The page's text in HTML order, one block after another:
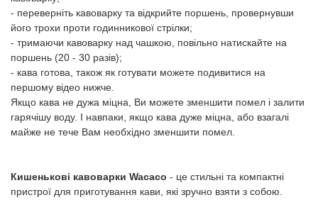
- переверніть кавоварку та відкрийте поршень, провернувши
його трохи проти годинникової стрілки;
- тримаючи кавоварку над чашкою, повільно натискайте на
поршень (20 - 30 разів);
- кава готова, також як готувати можете подивитися на
першому відео нижче.
Якщо кава не дужа міцна, Ви можете зменшити помел і залити
гарячішу воду. І навпаки, якщо кава дуже міцна, або взагалі
майже не тече Вам необхідно зменшити помел.
Кишенькові кавоварки Wacaco - це стильні та компактні
пристрої для приготування кави, які зручно взяти з собою.